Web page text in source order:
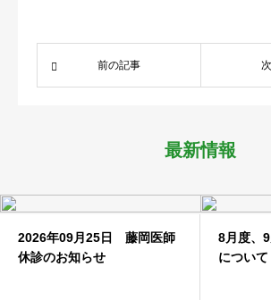
前の記事
最新情報
2026年09月25日 藤岡医師
休診のお知らせ
8月度、
について